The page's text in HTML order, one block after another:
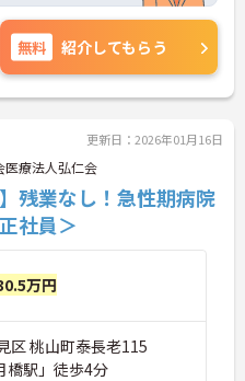
だけます。
合わせくださ
無料 紹介してもらう
更新日：2026年01月16日
医療法人弘仁会
残業なし！急性期病院
社員＞
万円
区 桃山町泰長老115
橋駅」徒歩4分